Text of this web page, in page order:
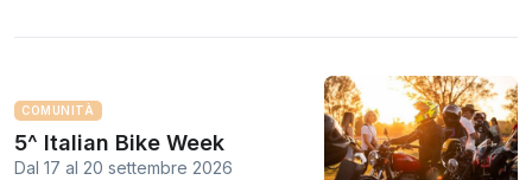
COMUNITÀ
5^ Italian Bike Week
Dal 17 al 20 settembre 2026